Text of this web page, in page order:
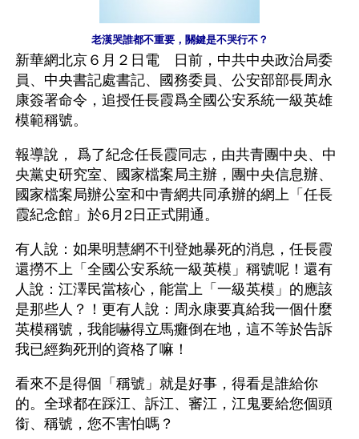
老漢哭誰都不重要，關鍵是不哭行不？
新華網北京６月２日電　日前，中共中央政治局委
員、中央書記處書記、國務委員、公安部部長周永
康簽署命令，追授任長霞爲全國公安系統一級英雄
模範稱號。
報導說， 爲了紀念任長霞同志，由共青團中央、中
央黨史研究室、國家檔案局主辦，團中央信息辦、
國家檔案局辦公室和中青網共同承辦的網上「任長
霞紀念館」於6月2日正式開通。
有人說：如果明慧網不刊登她暴死的消息，任長霞
還撈不上「全國公安系統一級英模」稱號呢！還有
人說：江澤民當核心，能當上「一級英模」的應該
是那些人？！更有人說：周永康要真給我一個什麼
英模稱號，我能嚇得立馬癱倒在地，這不等於告訴
我已經夠死刑的資格了嘛！
看來不是得個「稱號」就是好事，得看是誰給你
的。全球都在踩江、訴江、審江，江鬼要給您個頭